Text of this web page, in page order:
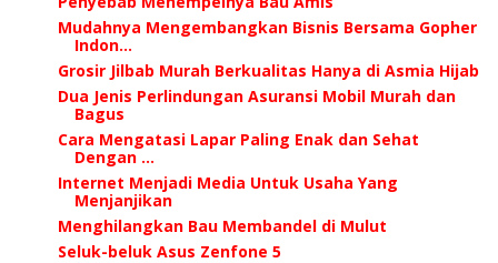
Mudahnya Mengembangkan Bisnis Bersama Gopher
Indon...
Grosir Jilbab Murah Berkualitas Hanya di Asmia Hijab
Dua Jenis Perlindungan Asuransi Mobil Murah dan
Bagus
Cara Mengatasi Lapar Paling Enak dan Sehat
Dengan ...
Internet Menjadi Media Untuk Usaha Yang
Menjanjikan
Menghilangkan Bau Membandel di Mulut
Seluk-beluk Asus Zenfone 5